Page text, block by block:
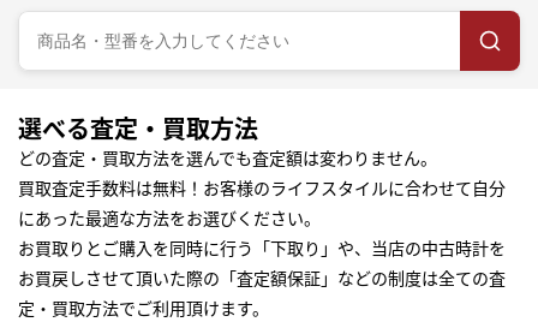
選べる査定・買取方法
どの査定・買取方法を選んでも査定額は変わりません。
買取査定手数料は無料！お客様のライフスタイルに合わせて自分
にあった最適な方法をお選びください。
お買取りとご購入を同時に行う「下取り」や、当店の中古時計を
お買戻しさせて頂いた際の「査定額保証」などの制度は全ての査
定・買取方法でご利用頂けます。